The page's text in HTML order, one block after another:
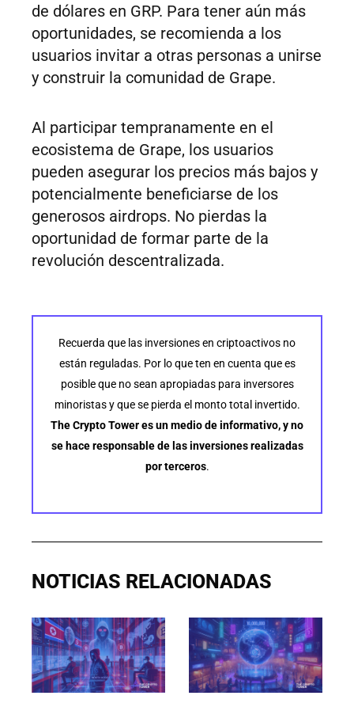
de dólares en GRP. Para tener aún más
oportunidades, se recomienda a los
usuarios invitar a otras personas a unirse
y construir la comunidad de Grape.
Al participar tempranamente en el
ecosistema de Grape, los usuarios
pueden asegurar los precios más bajos y
potencialmente beneficiarse de los
generosos airdrops. No pierdas la
oportunidad de formar parte de la
revolución descentralizada.
Recuerda que las inversiones en criptoactivos no
están reguladas. Por lo que ten en cuenta que es
posible que no sean apropiadas para inversores
minoristas y que se pierda el monto total invertido.
The Crypto Tower es un medio de informativo, y no
se hace responsable de las inversiones realizadas
por terceros.
NOTICIAS RELACIONADAS